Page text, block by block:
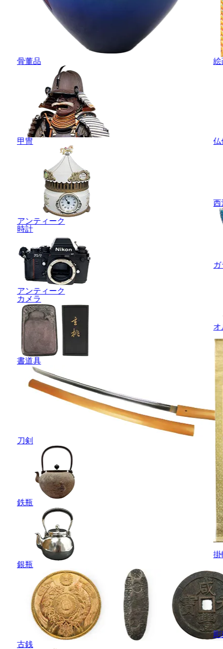
骨董品
甲冑
アンティーク
時計
アンティーク
カメラ
書道具
刀剣
鉄瓶
銀瓶
古銭
絵
仏
西
オ
掛
彫